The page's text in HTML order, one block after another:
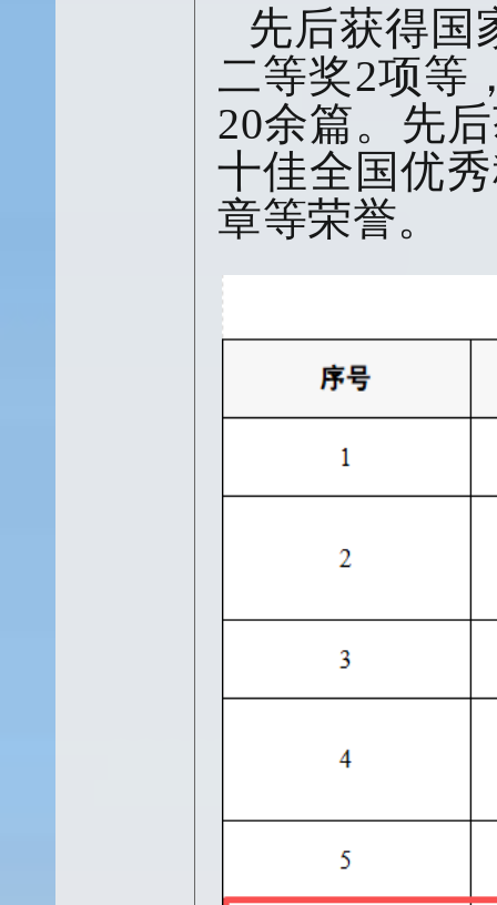
先后获得国
二等奖2项等
20余篇。先
十佳全国优
章等荣誉。